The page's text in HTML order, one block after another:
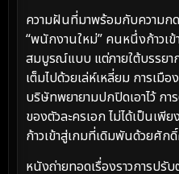
ความฝันที่มาพร้อมกับความก
“พนักงานใหม่” คนหนึ่งก้าวเ
สมบูรณ์แบบ แต่ภายใต้บรรย
เต็มไปด้วยเล่ห์เหลี่ยม การเมื
บริษัทพยายามปกปิดเอาไว้ กา
ของตัวละครเอก ไม่ได้เป็นเ
ก้าวเข้าสู่เกมที่เดิมพันด้วยศัก
หนังถ่ายทอดเรื่องราวการปรั